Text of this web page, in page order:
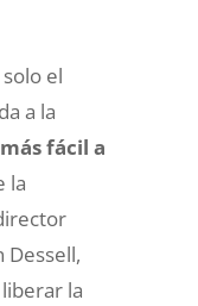
el
a la
fácil a
la
Dessell,
la